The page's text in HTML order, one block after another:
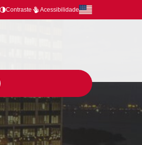
Contraste Acessibilidade